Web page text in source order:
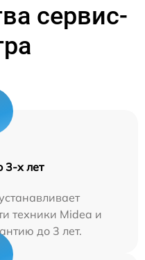
сервис-
3-х лет
техники Midea и
до 3 лет.